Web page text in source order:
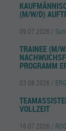
(M/W/D)
09.07.2026 /
TRAINEE (M/
PROGRAMM
03.08.2026 /
VOLLZEIT
16.07.2026 /